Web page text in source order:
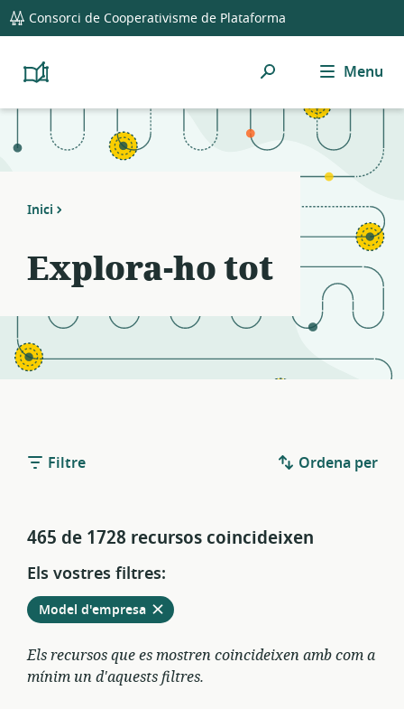
global
navigation
Consorci de Cooperativisme de Plataforma
Platform
Resource
Cerca Menu
Inici
Explora-ho tot
Filtre Ordena per
465 de 1728 recursos coincideixen
Els vostres filtres:
Elimina
Model d'empresadels
filtres
actuals
Els recursos que es mostren coincideixen amb com a
mínim un d'aquests filtres.
Notifications
21
filters
Resource